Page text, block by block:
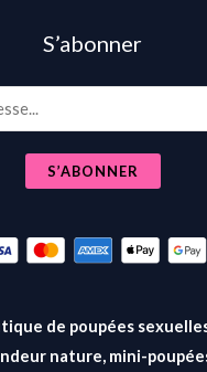
S’abonner
S’ABONNER
de poupées
nature, mini-